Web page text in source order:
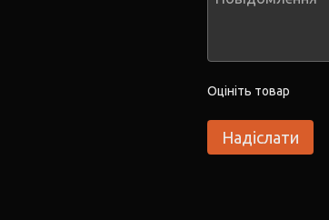
Оцініть товар
Надіслати